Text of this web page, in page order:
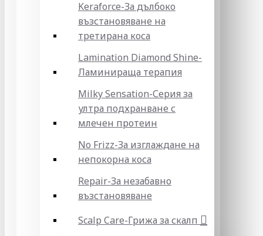
Keraforce-За дълбоко
възстановяване на
третирана коса
Lamination Diamond Shine-
Ламинираща терапия
Milky Sensation-Серия за
ултра подхранване с
млечен протеин
No Frizz-За изглаждане на
непокорна коса
Repair-За незабавно
възстановяване
Scalp Care-Грижа за скалп